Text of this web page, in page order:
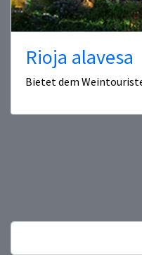
Rioja alavesa
Bietet dem